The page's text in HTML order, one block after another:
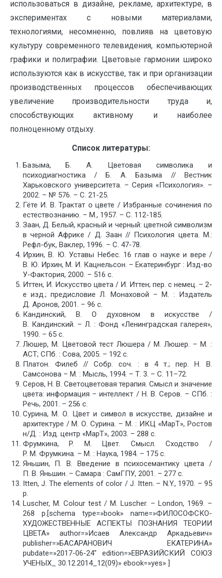
использоваться в дизайне, рекламе, архитектуре, в
экспериментах с новыми материалами,
технологиями, несомненно, повлияв на цветовую
культуру современного телевидения, компьютерной
графики и полиграфии. Цветовые гармонии широко
используются как в искусстве, так и при организации
производственных процессов обеспечивающих
увеличение производительности труда и,
способствующих активному и наиболее
полноценному отдыху.
Список литературы:
Базыма, Б. А. Цветовая символика и
психодиагностика / Б. А. Базыма // Вестник
Харьковского университета. – Серия «Психология». –
2002. – № 576. – С. 21-25.
Гёте И. В. Трактат о цвете / Избранные сочинения по
естествознанию. – М., 1957. – С. 112-185.
Заан, Д. Белый, красный и черный: цветной символизм
в черной Африке / Д. Заан // Психология цвета. М.:
Рефл-бук, Ваклер, 1996. – С. 47-78.
Ирхин, В. Ю. Уставы Небес. 16 глав о науке и вере /
В. Ю. Ирхин, М. И. Кацнельсон. – Екатеринбург : Изд-во
У-Фактория, 2000. – 516 с.
Иттен, И. Искусство цвета / И. Иттен; пер. с немец. – 2-
е изд.; предисловие Л. Монаховой – М. : Издатель
Д. Аронов, 2001. – 96 с.
Кандинский, В. О духовном в искусстве /
В. Кандинский. – Л. : Фонд «Ленинградская галерея»,
1990. – 65 с.
Люшер, М. Цветовой тест Люшера / М. Люшер. – М. :
АСТ; СПб. : Сова, 2005. – 192 с.
Платон. Филеб // Собр. соч. : в 4 т.; пер. Н. В.
Самсонова – М. : Мысль, 1994. – Т. 3. – С. 11–72.
Серов, Н. В. Светоцветовая терапия. Смысл и значение
цвета: информация – интеллект / Н. В. Серов. – СПб. :
Речь, 2001. – 256 с.
Сурина, М. О. Цвет и символ в искусстве, дизайне и
архитектуре / М. О. Сурина. – М. : ИКЦ «МарТ», Ростов
н/Д. : Изд. центр «МарТ», 2003. – 288 с.
Фрумкина, P. M. Цвет. Смысл. Сходство /
P. M. Фрумкина. – М. : Наука, 1984. – 175 с.
Яньшин, П. В. Введение в психосемантику цвета /
П. В. Яньшин. – Самара : СамГПУ, 2001. – 277 с.
Itten, J. The elements of color / J. Itten. – N.Y., 1970. – 95
p.
Luscher, M. Colour test / М. Luscher. – London, 1969. –
268 р.[schema type=»book» name=»ФИЛОСОФСКО-
ХУДОЖЕСТВЕННЫЕ АСПЕКТЫ ПОЗНАНИЯ ТЕОРИИ
ЦВЕТА» author=»Исаев Александр Аркадьевич»
publisher=»БАСАРАНОВИЧ ЕКАТЕРИНА»
pubdate=»2017-06-24″ edition=»ЕВРАЗИЙСКИЙ СОЮЗ
УЧЕНЫХ_ 30.12.2014_12(09)» ebook=»yes» ]